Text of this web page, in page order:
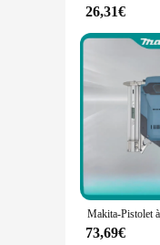
26,31€
73,69€